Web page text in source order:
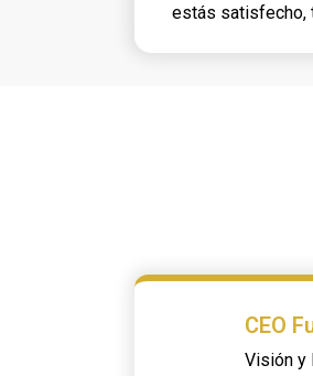
estás satisfecho,
CEO
Visión y